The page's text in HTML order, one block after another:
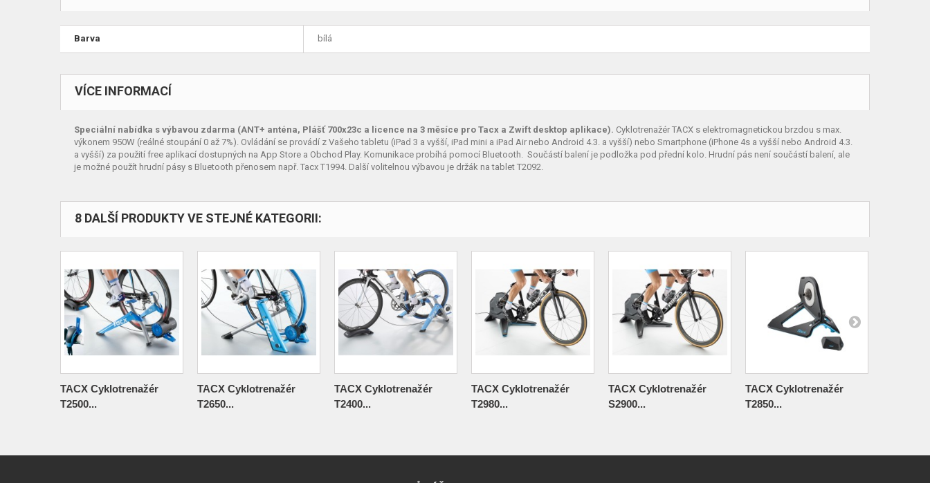
Barva bílá
VÍCE INFORMACÍ
Speciální nabídka s výbavou zdarma (ANT+ anténa, Plášť 700x23c a licence na 3 měsíce pro Tacx a Zwift desktop aplikace). Cyklotrenažér TACX s elektromagnetickou brzdou s max.
výkonem 950W (reálné stoupání 0 až 7%). Ovládání se provádí z Vašeho tabletu (iPad 3 a vyšší, iPad mini a iPad Air nebo Android 4.3. a vyšší) nebo Smartphone (iPhone 4s a vyšší nebo Android 4.3.
a vyšší) za použití free aplikací dostupných na App Store a Obchod Play. Komunikace probíhá pomocí Bluetooth. Součástí balení je podložka pod přední kolo. Hrudní pás není součástí balení, ale
je možné použít hrudní pásy s Bluetooth přenosem např. Tacx T1994. Další volitelnou výbavou je držák na tablet T2092.
8 DALŠÍ PRODUKTY VE STEJNÉ KATEGORII:
TACX Cyklotrenažér
T2500...
TACX Cyklotrenažér
T2650...
TACX Cyklotrenažér
T2400...
TACX Cyklotrenažér
T2980...
TACX Cyklotrenažér
S2900...
TACX Cyklotrenažér
T2850...